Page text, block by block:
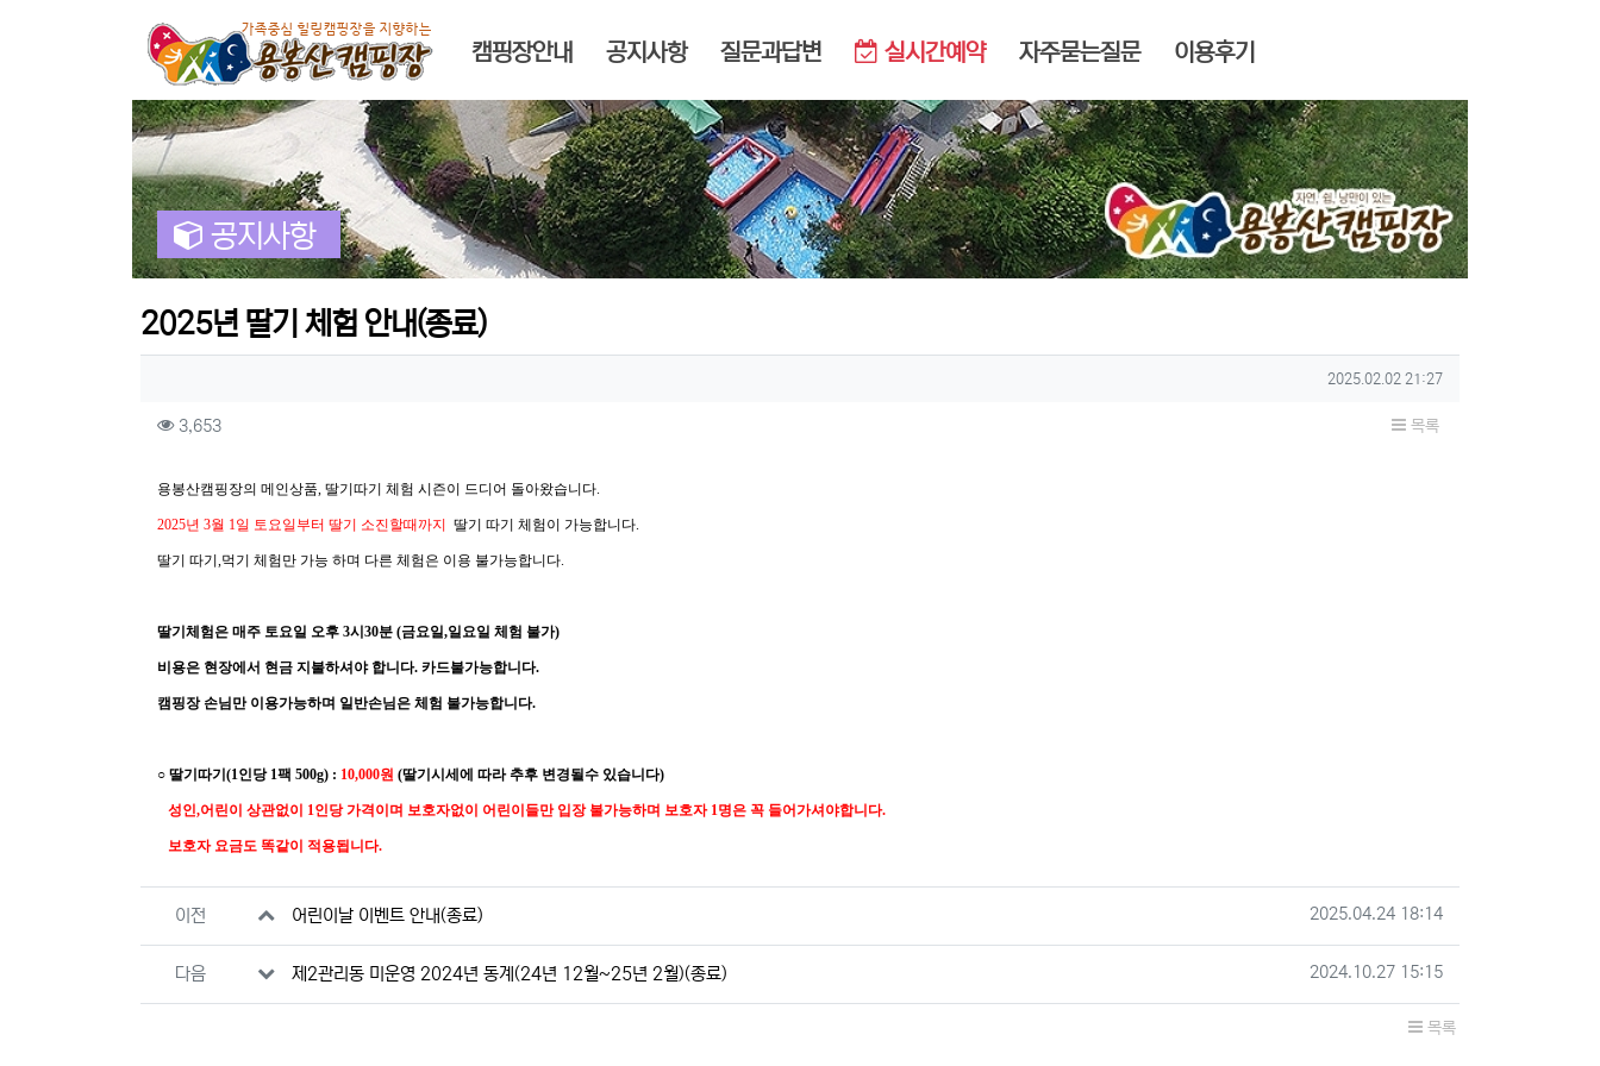
메인 메뉴
캠핑장안내 공지사항 질문과답변 실시간예약 자주묻는질문 이용후기
공지사항
2025년 딸기 체험 안내(종료)
작성일
2025.02.02 21:27
컨텐츠 정보
3,653조회 목록
본문
용봉산캠핑장의 메인상품, 딸기따기 체험 시즌이 드디어 돌아왔습니다.
2025년 3월 1일 토요일부터 딸기 소진할때까지 딸기 따기 체험이 가능합니다.
딸기 따기,먹기 체험만 가능 하며 다른 체험은 이용 불가능합니다.
딸기체험은 매주 토요일 오후 3시30분 (금요일,일요일 체험 불가)
비용은 현장에서 현금 지불하셔야 합니다. 카드불가능합니다.
캠핑장 손님만 이용가능하며 일반손님은 체험 불가능합니다.
○ 딸기따기(1인당 1팩 500g) : 10,000원 (딸기시세에 따라 추후 변경될수 있습니다)
성인,어린이 상관없이 1인당 가격이며 보호자없이 어린이들만 입장 불가능하며 보호자 1명은 꼭 들어가셔야합니다.​
보호자 요금도 똑같이 적용됩니다.
관련자료
이전 어린이날 이벤트 안내(종료) 작성일
2025.04.24 18:14
다음 제2관리동 미운영 2024년 동계(24년 12월~25년 2월)(종료) 작성일
2024.10.27 15:15
목록